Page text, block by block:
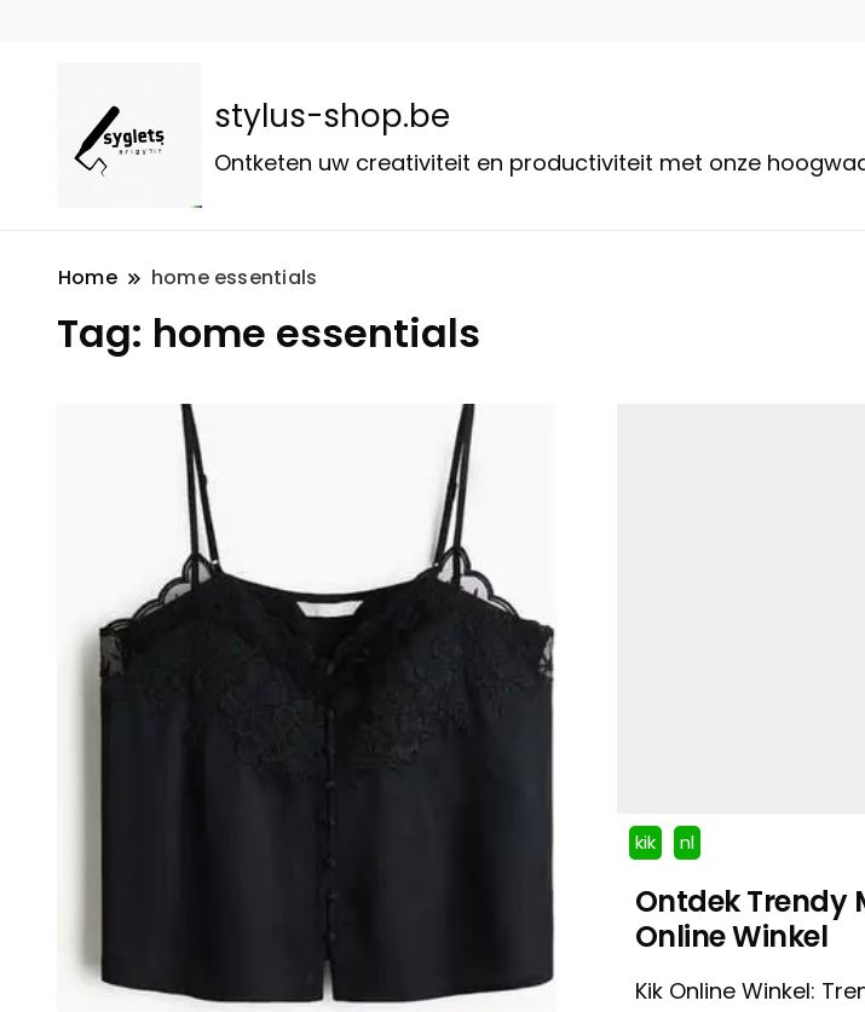
stylus-shop.be
Ontketen uw creativiteit en productiviteit met onze
Home home essentials
Tag: home essentials
kik nl
Ontdek Trendy
Online Winkel
Kik Online Winkel: